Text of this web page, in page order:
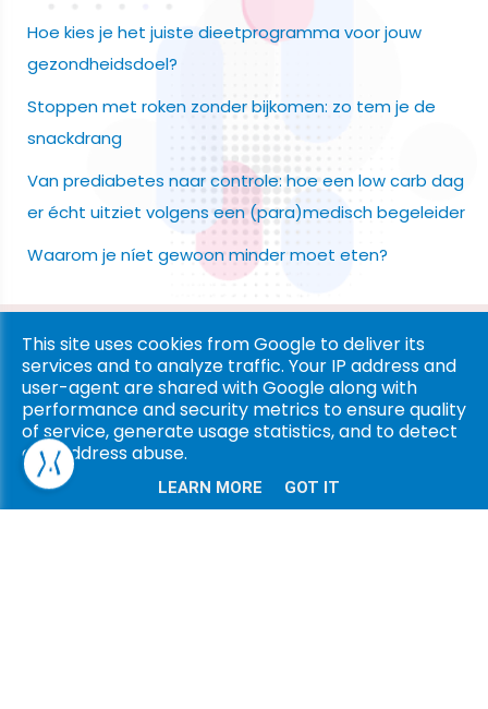
Hoe kies je het juiste dieetprogramma voor jouw
gezondheidsdoel?
Stoppen met roken zonder bijkomen: zo tem je de
snackdrang
Van prediabetes naar controle: hoe een low carb dag
er écht uitziet volgens een (para)medisch begeleider
Waarom je níet gewoon minder moet eten?
Copyright © 2026 Ligna Pharma. All rights reserved. |
& Cookies|UP-TO-DATE WebDesign
This site uses cookies from Google to deliver its
services and to analyze traffic. Your IP address and
user-agent are shared with Google along with
performance and security metrics to ensure quality
of service, generate usage statistics, and to detect
and address abuse.
LEARN MORE GOT IT